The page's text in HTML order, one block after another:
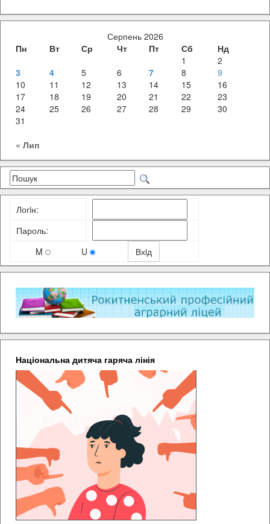
Серпень 2026
Пн
Вт Ср Чт Пт Сб
Нд
1
2
3
4 5 6 7 8
9
10
11 12 13 14 15
16
17
18 19 20 21 22
23
24
25 26 27 28 29
30
31
« Лип
Логiн:
Пароль:
M
U
Національна дитяча гаряча лінія